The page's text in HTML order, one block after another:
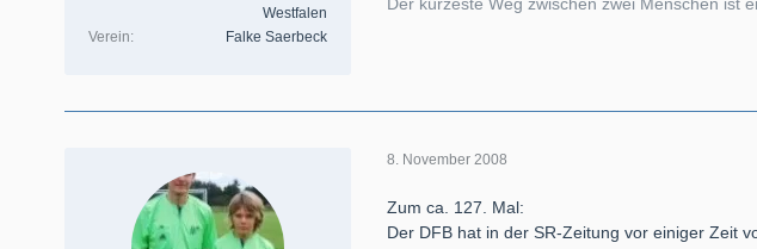
Westfalen
Verein
Falke Saerbeck
Der kürzeste Weg zwischen zwei Menschen ist
8. November 2008
Zum ca. 127. Mal:
Der DFB hat in der SR-Zeitung vor einiger Zeit